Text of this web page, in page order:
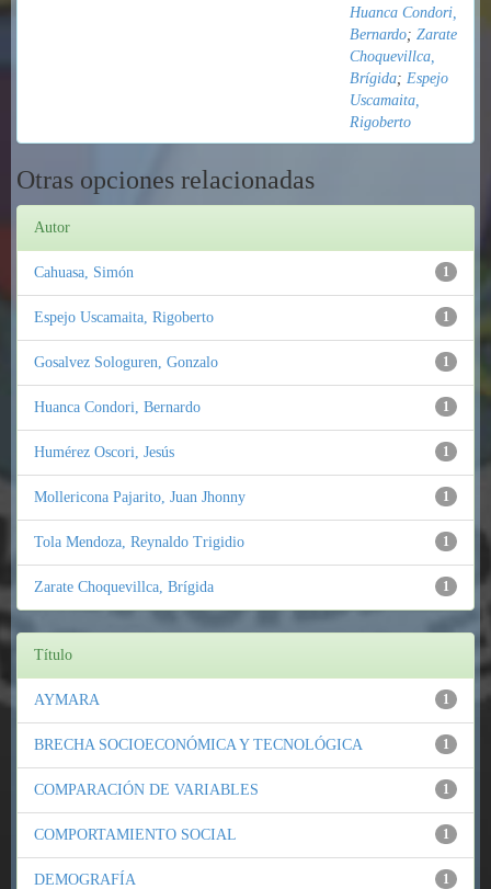
Huanca Condori,
Bernardo; Zarate
Choquevillca,
Brígida; Espejo
Uscamaita,
Rigoberto
Otras opciones relacionadas
Autor
1
Cahuasa, Simón
1
Espejo Uscamaita, Rigoberto
1
Gosalvez Sologuren, Gonzalo
1
Huanca Condori, Bernardo
1
Humérez Oscori, Jesús
1
Mollericona Pajarito, Juan Jhonny
1
Tola Mendoza, Reynaldo Trigidio
1
Zarate Choquevillca, Brígida
Título
1
AYMARA
1
BRECHA SOCIOECONÓMICA Y TECNOLÓGICA
1
COMPARACIÓN DE VARIABLES
1
COMPORTAMIENTO SOCIAL
1
DEMOGRAFÍA